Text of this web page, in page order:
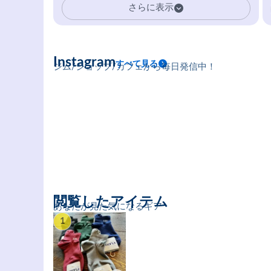
さらに表示
ジム/ショップ/カフェから毎日発信中！
Instagramすべて見る
あなたが見た気になるギア
閲覧したアイテム
1